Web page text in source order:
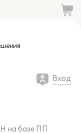
Вход
на базе ПП